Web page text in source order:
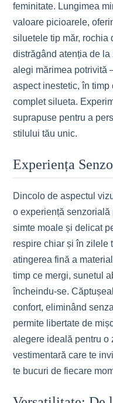
feminitate. Lungimea
valoare picioarele,
siluetele tip măr, rochia
distrăgând atenția de la
alegi mărimea potrivită
aspect inestetic, în
complet silueta.
suprapuse pentru a
stilului tău unic.
Experiența
Dincolo de aspectul
o experiență
simte moale și delicat
respire chiar și în zilele
atingerea fină a
timp ce mergi, sunetul
încheindu-se.
confort, eliminând
permite libertate de
alegere ideală pentru o
vestimentară care te
te bucuri de fiecare